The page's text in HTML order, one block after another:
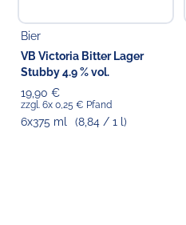
Bier
VB Victoria Bitter Lager
Stubby 4.9 % vol.
19,90 €
zzgl. 6x 0,25 € Pfand
6x375 ml (8,84 / 1 l)